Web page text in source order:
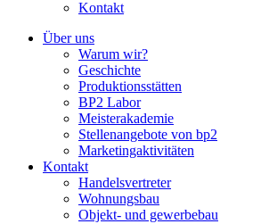
Kontakt
Über uns
Warum wir?
Geschichte
Produktionsstätten
BP2 Labor
Meisterakademie
Stellenangebote von bp2
Marketingaktivitäten
Kontakt
Handelsvertreter
Wohnungsbau
Objekt- und gewerbebau